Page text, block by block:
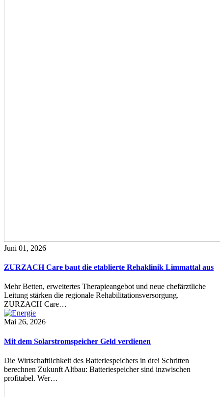
Juni 01, 2026
ZURZACH Care baut die etablierte Rehaklinik Limmattal aus
Mehr Betten, erweitertes Therapieangebot und neue chefärztliche
Leitung stärken die regionale Rehabilitationsversorgung.
ZURZACH Care…
Mai 26, 2026
Mit dem Solarstromspeicher Geld verdienen
Die Wirtschaftlichkeit des Batteriespeichers in drei Schritten
berechnen Zukunft Altbau: Batteriespeicher sind inzwischen
profitabel. Wer…